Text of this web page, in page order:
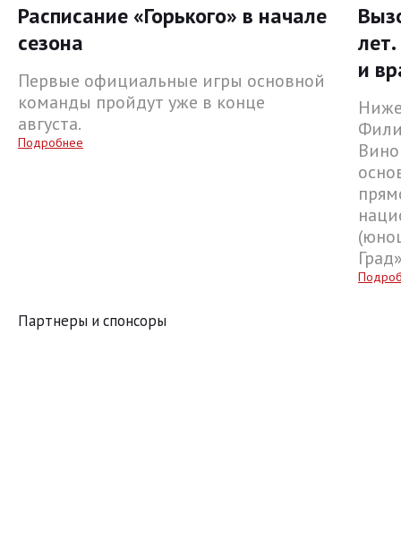
Расписание «Горького» в начале
сезона
Первые официальные игры основной
команды пройдут уже в конце
августа.
Подробнее
и
Партнеры и спонсоры